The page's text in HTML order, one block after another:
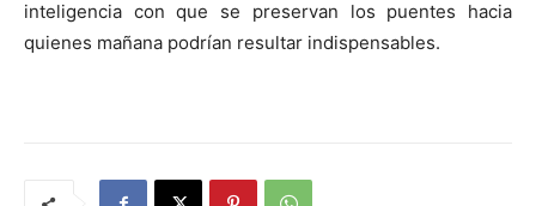
inteligencia con que se preservan los puentes hacia
quienes mañana podrían resultar indispensables.